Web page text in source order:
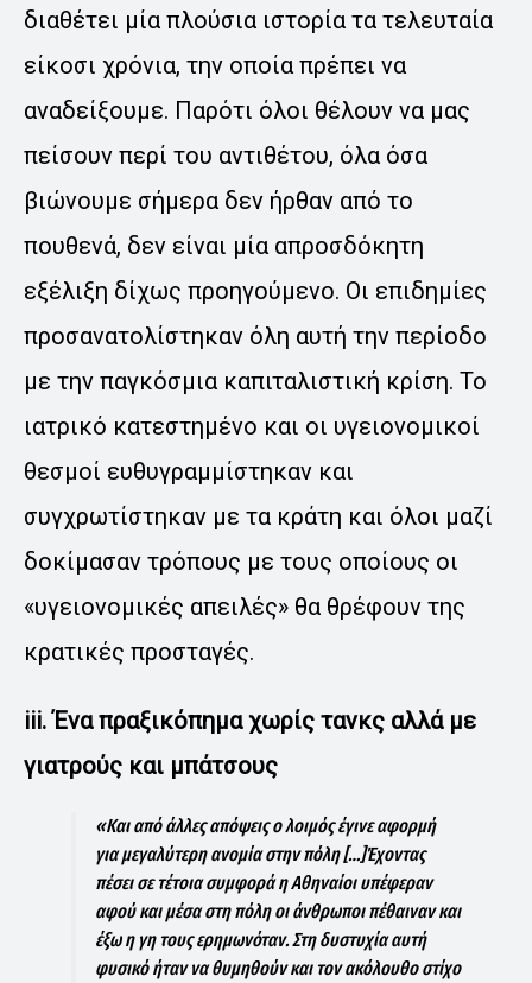
διαθέτει μία πλούσια ιστορία τα τελευταία
είκοσι χρόνια, την οποία πρέπει να
αναδείξουμε. Παρότι όλοι θέλουν να μας
πείσουν περί του αντιθέτου, όλα όσα
βιώνουμε σήμερα δεν ήρθαν από το
πουθενά, δεν είναι μία απροσδόκητη
εξέλιξη δίχως προηγούμενο. Οι επιδημίες
προσανατολίστηκαν όλη αυτή την περίοδο
με την παγκόσμια καπιταλιστική κρίση. Το
ιατρικό κατεστημένο και οι υγειονομικοί
θεσμοί ευθυγραμμίστηκαν και
συγχρωτίστηκαν με τα κράτη και όλοι μαζί
δοκίμασαν τρόπους με τους οποίους οι
«υγειονομικές απειλές» θα θρέφουν της
κρατικές προσταγές.
iii. Ένα πραξικόπημα χωρίς τανκς αλλά με
γιατρούς και μπάτσους
«Και από άλλες απόψεις ο λοιμός έγινε αφορμή
για μεγαλύτερη ανομία στην πόλη […]Έχοντας
πέσει σε τέτοια συμφορά η Αθηναίοι υπέφεραν
αφού και μέσα στη πόλη οι άνθρωποι πέθαιναν και
έξω η γη τους ερημωνόταν. Στη δυστυχία αυτή
φυσικό ήταν να θυμηθούν και τον ακόλουθο στίχο